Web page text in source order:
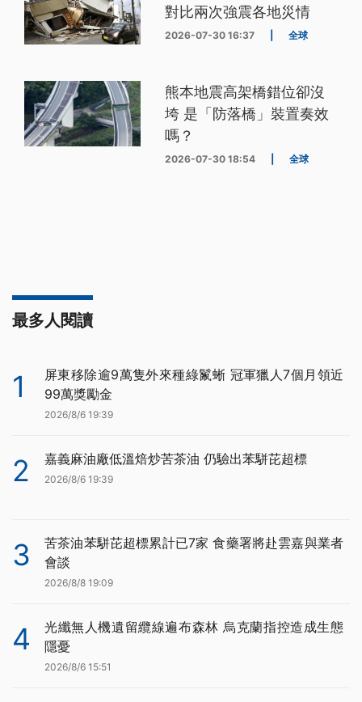
對比兩次強震各地災情
2026-07-30 16:37 全球
熊本地震高架橋錯位卻沒
垮 是「防落橋」裝置奏效
嗎？
2026-07-30 18:54 全球
最多人閱讀
1
屏東移除逾9萬隻外來種綠鬣蜥 冠軍獵人7個月領近
99萬獎勵金
2026/8/6 19:39
2 嘉義麻油廠低溫焙炒苦茶油 仍驗出苯駢芘超標
2026/8/6 19:39
3
苦茶油苯駢芘超標累計已7家 食藥署將赴雲嘉與業者
會談
2026/8/8 19:09
4
光纖無人機遺留纜線遍布森林 烏克蘭指控造成生態
隱憂
2026/8/6 15:51